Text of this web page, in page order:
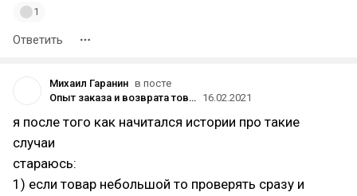
1
Ответить
Михаил Гаранин в посте
Опыт заказа и возврата товара на Яндекс.Маркет: привезли не тот товар 16.02.2021
я после того как начитался истории про такие
случаи
стараюсь:
1) если товар небольшой то проверять сразу и